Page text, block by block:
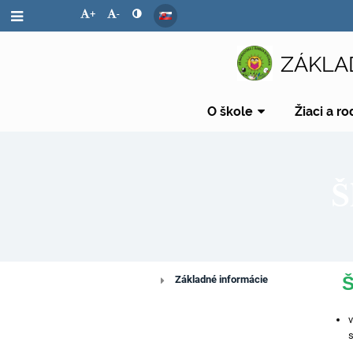
+ -
O škole Žiaci a
Školský
Základné informácie